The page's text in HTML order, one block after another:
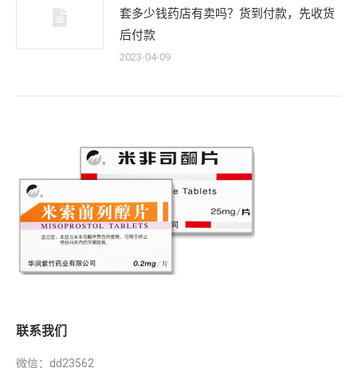
套多少钱药店有卖吗？货到付款，先收货
后付款
2023-04-09
联系我们
微信：dd23562